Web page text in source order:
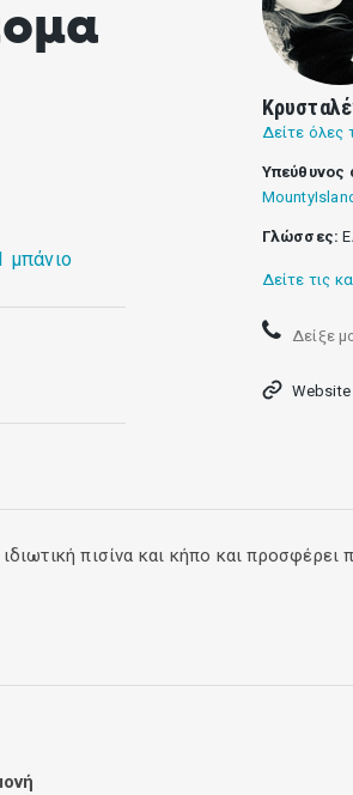
μπάνιο
Δείτε όλες
Υπεύθυνος
Γλώσσες:
Δείτε τις
Δείξε
Website
πισίνα και κήπο και προσφέρει